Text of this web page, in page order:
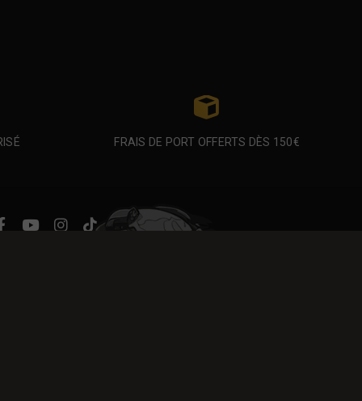
FRAIS DE PORT OFFERTS DÈS 150€